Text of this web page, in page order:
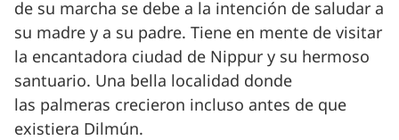
de su marcha se debe a la intención de saludar a
su madre y a su padre. Tiene en mente de visitar
la encantadora ciudad de Nippur y su hermoso
santuario. Una bella localidad donde
las palmeras crecieron incluso antes de que
existiera Dilmún.